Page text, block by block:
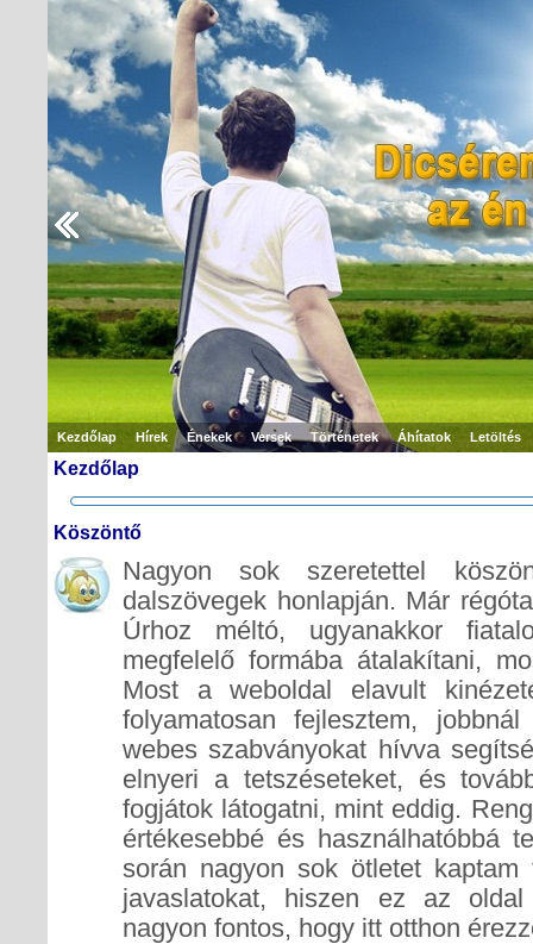
Kezdőlap Hírek Énekek Versek Történetek Áhítatok Letöltés
Kezdőlap
Köszöntő
Nagyon sok szeretettel
dalszövegek honlapján. Már
Úrhoz méltó, ugyanakkor
megfelelő formába átalakítani,
Most a weboldal elavult
folyamatosan fejlesztem,
webes szabványokat hívva
elnyeri a tetszéseteket, és
fogjátok látogatni, mint eddig.
értékesebbé és használhatóbbá
során nagyon sok ötletet
javaslatokat, hiszen ez az
nagyon fontos, hogy itt otthon